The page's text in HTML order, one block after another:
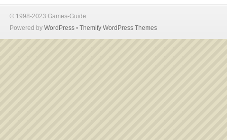
© 1998-2023 Games-Guide
Powered by WordPress • Themify WordPress Themes